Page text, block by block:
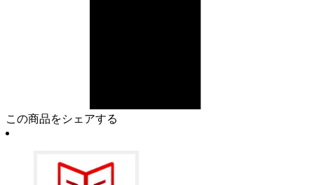
この商品をシェアする